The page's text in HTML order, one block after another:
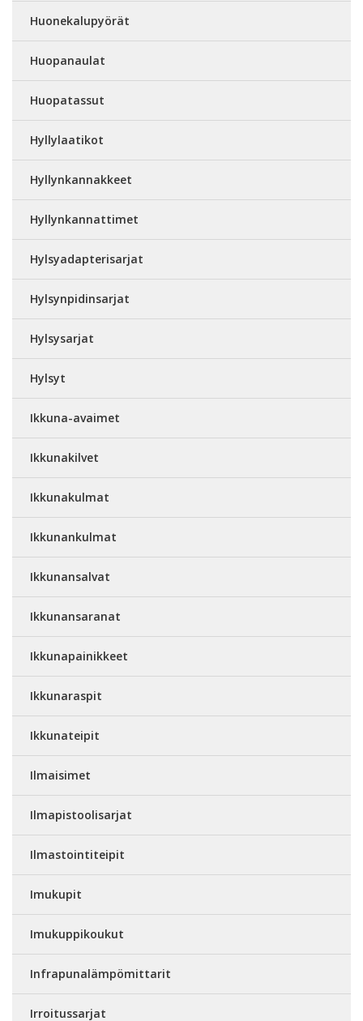
Huonekalupyörät
Huopanaulat
Huopatassut
Hyllylaatikot
Hyllynkannakkeet
Hyllynkannattimet
Hylsyadapterisarjat
Hylsynpidinsarjat
Hylsysarjat
Hylsyt
Ikkuna-avaimet
Ikkunakilvet
Ikkunakulmat
Ikkunankulmat
Ikkunansalvat
Ikkunansaranat
Ikkunapainikkeet
Ikkunaraspit
Ikkunateipit
Ilmaisimet
Ilmapistoolisarjat
Ilmastointiteipit
Imukupit
Imukuppikoukut
Infrapunalämpömittarit
Irroitussarjat